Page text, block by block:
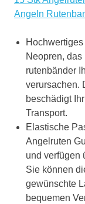
Angeln
Neopren,
rutenbänder
verursachen.
beschädigt
Transport.
Elastische
Angelruten
und verfügen
Sie können
gewünschte
bequemen